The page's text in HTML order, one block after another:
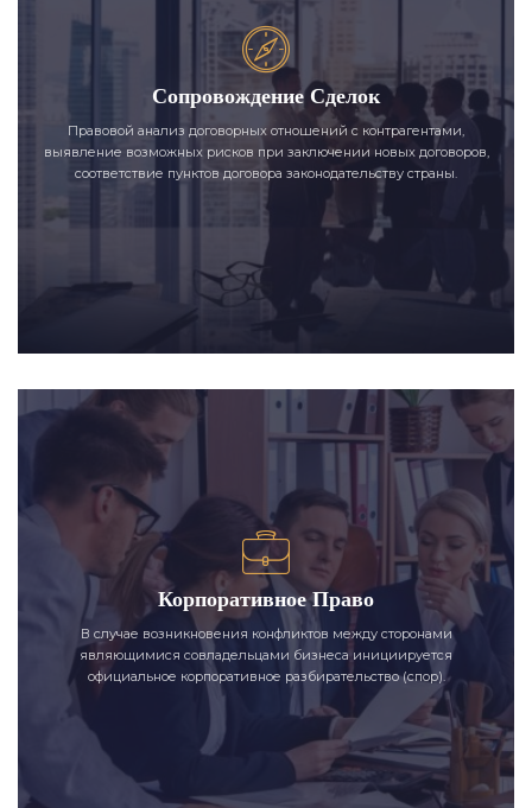
Сопровождение Сделок
Правовой анализ договорных отношений с контрагентами,
выявление возможных рисков при заключении новых договоров,
соответствие пунктов договора законодательству страны.
Корпоративное Право
В случае возникновения конфликтов между сторонами
являющимися совладельцами бизнеса инициируется
официальное корпоративное разбирательство (спор).